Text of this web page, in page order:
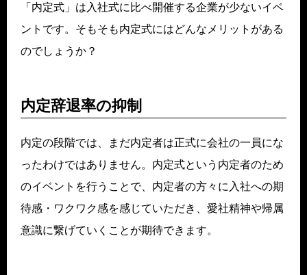
「内定式」は入社式に比べ開催する企業が少ないイベ
ントです。そもそも内定式にはどんなメリットがある
のでしょうか？
内定辞退率の抑制
内定の段階では、まだ内定者は正式に会社の一員にな
ったわけではありません。内定式という内定者のため
のイベントを行うことで、内定者の方々に入社への期
待感・ワクワク感を感じていただき、愛社精神や帰属
意識に繋げていくことが期待できます。